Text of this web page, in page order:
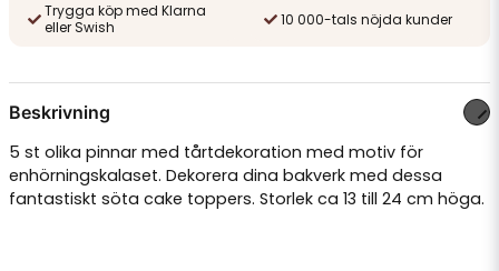
Trygga köp med Klarna
eller Swish
10 000-tals nöjda kunder
Beskrivning
5 st olika pinnar med tårtdekoration med motiv för
enhörningskalaset. Dekorera dina bakverk med dessa
fantastiskt söta cake toppers. Storlek ca 13 till 24 cm höga.